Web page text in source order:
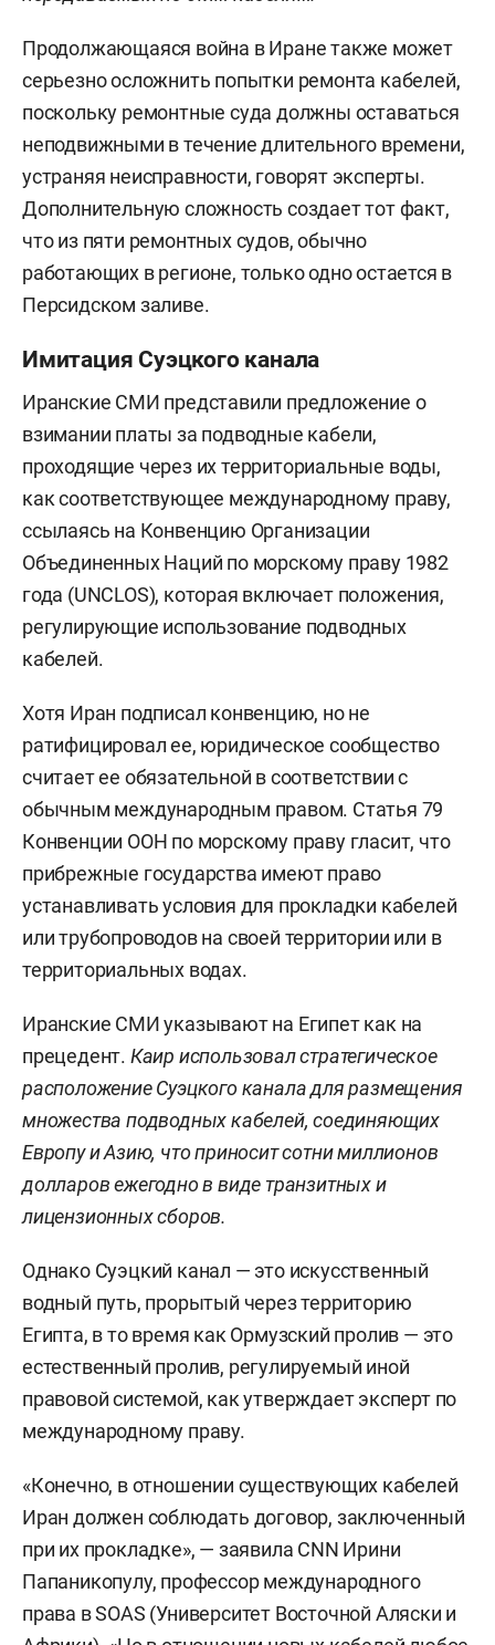
Продолжающаяся война в Иране также может
серьезно осложнить попытки ремонта кабелей,
поскольку ремонтные суда должны оставаться
неподвижными в течение длительного времени,
устраняя неисправности, говорят эксперты.
Дополнительную сложность создает тот факт,
что из пяти ремонтных судов, обычно
работающих в регионе, только одно остается в
Персидском заливе.
Имитация Суэцкого канала
Иранские СМИ представили предложение о
взимании платы за подводные кабели,
проходящие через их территориальные воды,
как соответствующее международному праву,
ссылаясь на Конвенцию Организации
Объединенных Наций по морскому праву 1982
года (UNCLOS), которая включает положения,
регулирующие использование подводных
кабелей.
Хотя Иран подписал конвенцию, но не
ратифицировал ее, юридическое сообщество
считает ее обязательной в соответствии с
обычным международным правом. Статья 79
Конвенции ООН по морскому праву гласит, что
прибрежные государства имеют право
устанавливать условия для прокладки кабелей
или трубопроводов на своей территории или в
территориальных водах.
Иранские СМИ указывают на Египет как на
прецедент. Каир использовал стратегическое
расположение Суэцкого канала для размещения
множества подводных кабелей, соединяющих
Европу и Азию, что приносит сотни миллионов
долларов ежегодно в виде транзитных и
лицензионных сборов.
Однако Суэцкий канал — это искусственный
водный путь, прорытый через территорию
Египта, в то время как Ормузский пролив — это
естественный пролив, регулируемый иной
правовой системой, как утверждает эксперт по
международному праву.
«Конечно, в отношении существующих кабелей
Иран должен соблюдать договор, заключенный
при их прокладке», — заявила CNN Ирини
Папаникопулу, профессор международного
права в SOAS (Университет Восточной Аляски и